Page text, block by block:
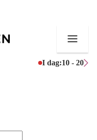
I dag:10 - 20